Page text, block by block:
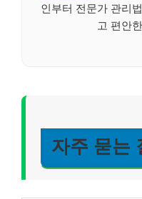
인부터 전문가 관리
고 편안
자주 묻는